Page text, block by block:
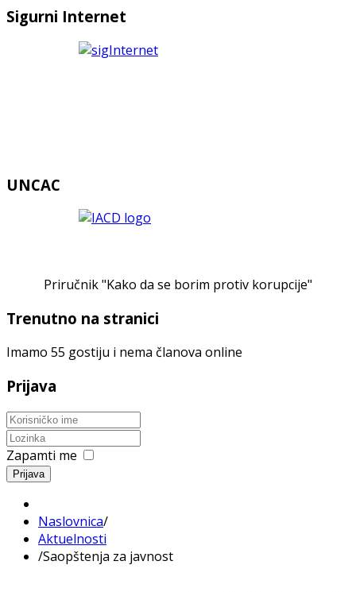
Sigurni Internet
UNCAC
Priručnik "Kako da se borim protiv korupcije"
Trenutno na stranici
Imamo 55 gostiju i nema članova online
Prijava
Zapamti me
Prijava
Naslovnica/
Aktuelnosti
/Saopštenja za javnost